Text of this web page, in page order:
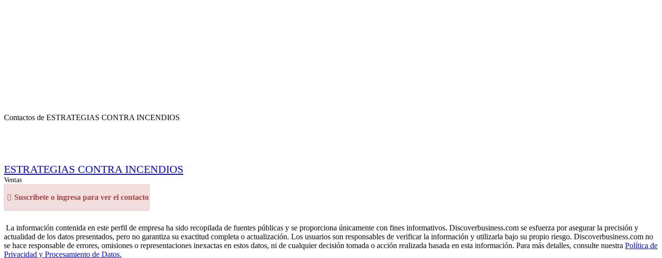
Contactos de ESTRATEGIAS CONTRA INCENDIOS
ESTRATEGIAS CONTRA INCENDIOS
Ventas
Suscríbete o ingresa para ver el contacto
La información contenida en este perfil de empresa ha sido recopilada de fuentes públicas y se proporciona únicamente con fines informativos. Discoverbusiness.com se esfuerza por asegurar la precisión y
actualidad de los datos presentados, pero no garantiza su exactitud completa o actualización. Los usuarios son responsables de verificar la información y utilizarla bajo su propio riesgo. Discoverbusiness.com no
se hace responsable de errores, omisiones o representaciones inexactas en estos datos, ni de cualquier decisión tomada o acción realizada basada en esta información. Para más detalles, consulte nuestra Política de
Privacidad y Procesamiento de Datos.